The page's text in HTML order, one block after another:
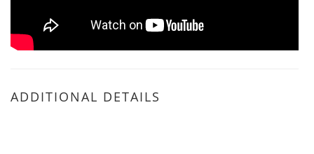
ADDITIONAL DETAILS